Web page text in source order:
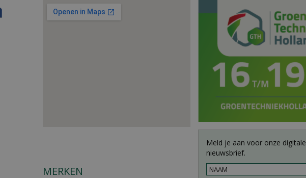
MERKEN
Meld je aan voor onze digitale
nieuwsbrief.